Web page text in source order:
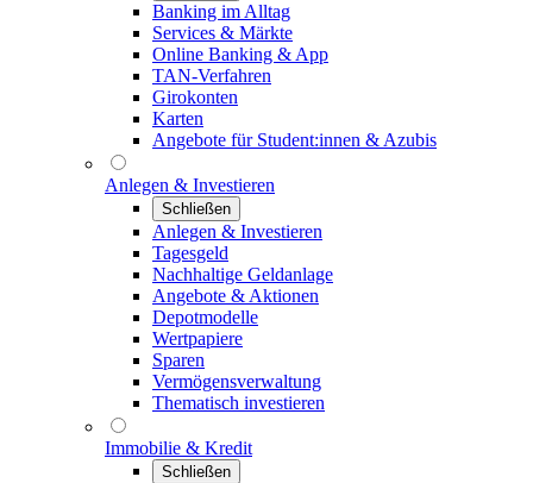
Banking im Alltag
Services & Märkte
Online Banking & App
TAN-Verfahren
Girokonten
Karten
Angebote für Student:innen & Azubis
Anlegen & Investieren
Schließen
Anlegen & Investieren
Tagesgeld
Nachhaltige Geldanlage
Angebote & Aktionen
Depotmodelle
Wertpapiere
Sparen
Vermögensverwaltung
Thematisch investieren
Immobilie & Kredit
Schließen